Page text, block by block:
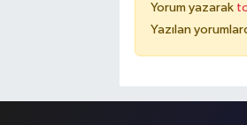
Yorum yazarak
Yazılan